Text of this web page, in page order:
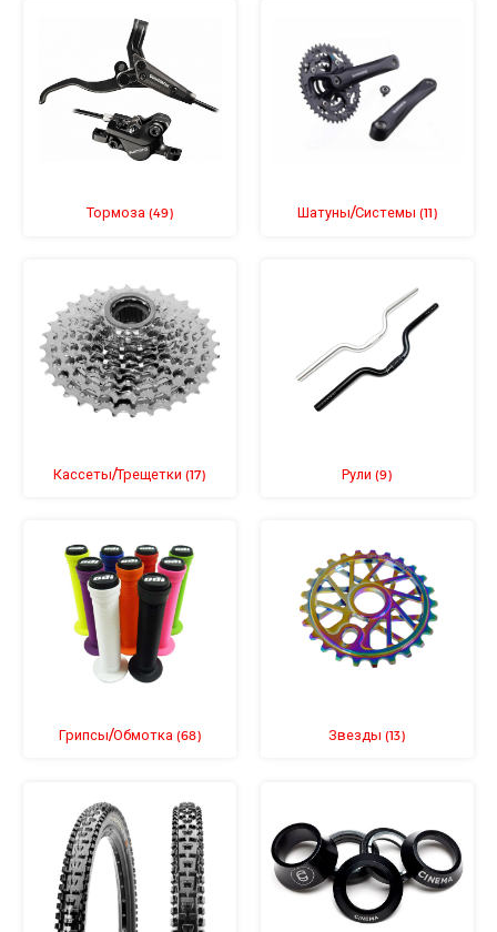
Тормоза (49) Шатуны/Системы (11)
Кассеты/Трещетки(17) Рули(9)
Грипсы/Обмотка (68) Звезды(13)